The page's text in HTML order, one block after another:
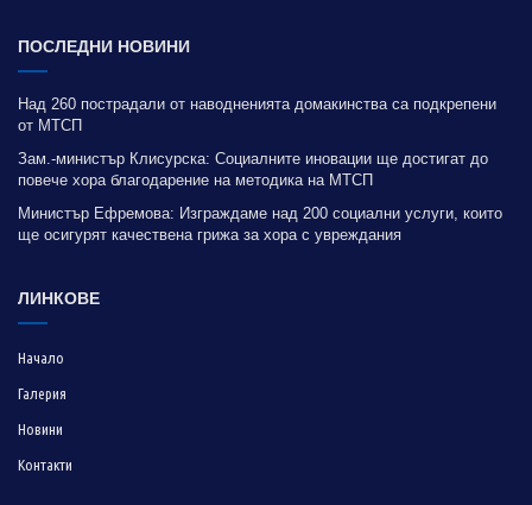
ПОСЛЕДНИ НОВИНИ
Над 260 пострадали от наводненията домакинства са подкрепени
от МТСП
Зам.-министър Клисурска: Социалните иновации ще достигат до
повече хора благодарение на методика на МТСП
Министър Ефремова: Изграждаме над 200 социални услуги, които
ще осигурят качествена грижа за хора с увреждания
ЛИНКОВЕ
Начало
Галерия
Новини
Контакти